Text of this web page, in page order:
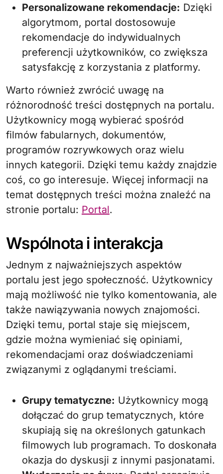
Personalizowane rekomendacje: Dzięki
algorytmom, portal dostosowuje
rekomendacje do indywidualnych
preferencji użytkowników, co zwiększa
satysfakcję z korzystania z platformy.
Warto również zwrócić uwagę na
różnorodność treści dostępnych na portalu.
Użytkownicy mogą wybierać spośród
filmów fabularnych, dokumentów,
programów rozrywkowych oraz wielu
innych kategorii. Dzięki temu każdy znajdzie
coś, co go interesuje. Więcej informacji na
temat dostępnych treści można znaleźć na
stronie portalu: Portal.
Wspólnota i interakcja
Jednym z najważniejszych aspektów
portalu jest jego społeczność. Użytkownicy
mają możliwość nie tylko komentowania, ale
także nawiązywania nowych znajomości.
Dzięki temu, portal staje się miejscem,
gdzie można wymieniać się opiniami,
rekomendacjami oraz doświadczeniami
związanymi z oglądanymi treściami.
Grupy tematyczne: Użytkownicy mogą
dołączać do grup tematycznych, które
skupiają się na określonych gatunkach
filmowych lub programach. To doskonała
okazja do dyskusji z innymi pasjonatami.